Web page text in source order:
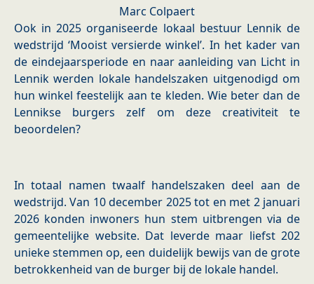
Marc Colpaert
Ook in 2025 organiseerde lokaal bestuur Lennik de
wedstrijd ‘Mooist versierde winkel’. In het kader van
de eindejaarsperiode en naar aanleiding van Licht in
Lennik werden lokale handelszaken uitgenodigd om
hun winkel feestelijk aan te kleden. Wie beter dan de
Lennikse burgers zelf om deze creativiteit te
beoordelen?
In totaal namen twaalf handelszaken deel aan de
wedstrijd. Van 10 december 2025 tot en met 2 januari
2026 konden inwoners hun stem uitbrengen via de
gemeentelijke website. Dat leverde maar liefst 202
unieke stemmen op, een duidelijk bewijs van de grote
betrokkenheid van de burger bij de lokale handel.